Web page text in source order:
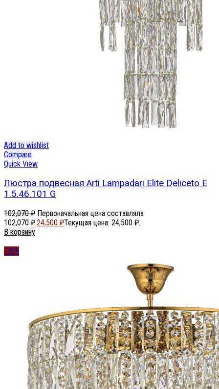
Add to wishlist
Compare
Quick View
Люстра подвесная Arti Lampadari Elite Deliceto E
1.5.46.101 G
102,070₽ Первоначальная цена составляла
102,070 ₽.24,500 ₽Текущая цена: 24,500 ₽.
В корзину
-76%